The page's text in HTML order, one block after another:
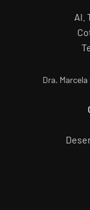
Al.
Dra.